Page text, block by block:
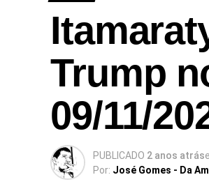
Trump
09/11/
PUBLICADO 2 anos atrás
Por: José Gomes - Da